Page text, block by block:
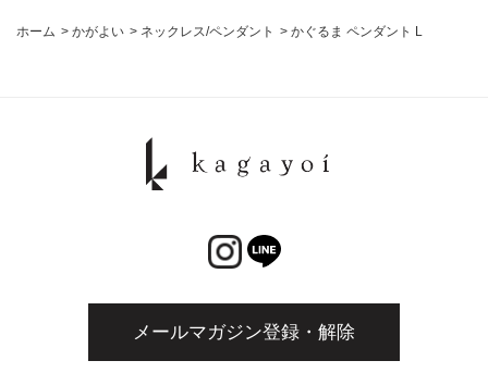
ホーム > かがよい > ネックレス/ペンダント > かぐるま ペンダント L
メールマガジン登録・解除